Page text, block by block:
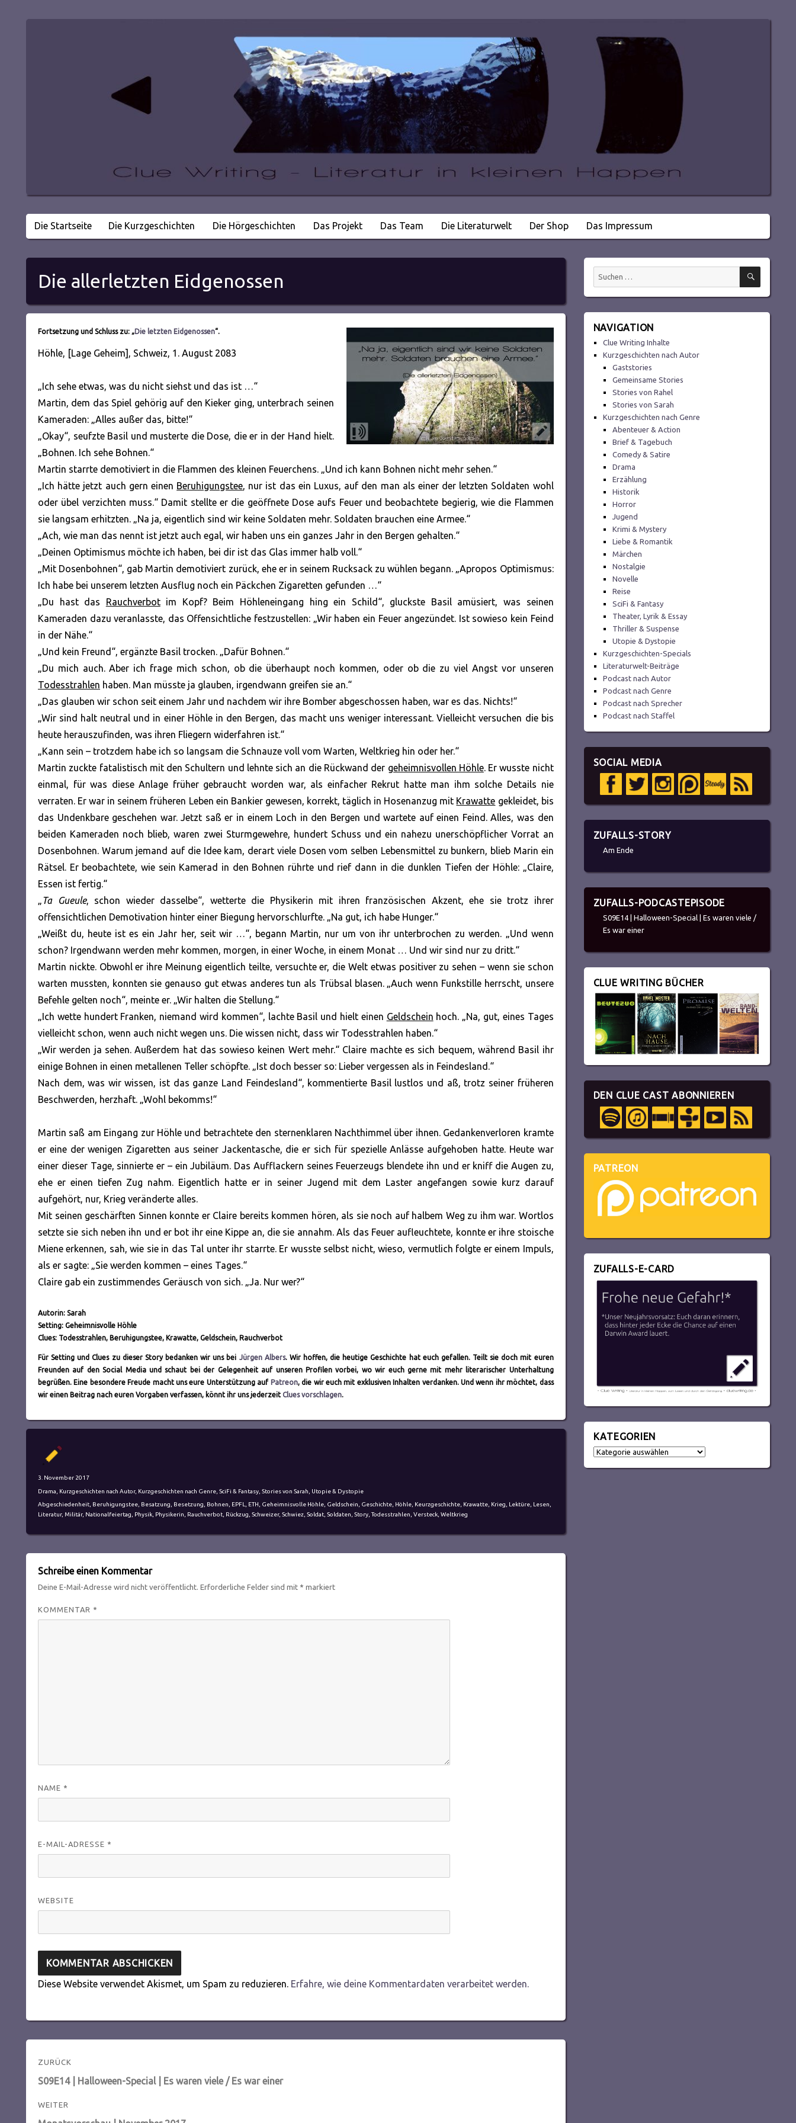
Clue Writing
Die Startseite Die Kurzgeschichten Die Hörgeschichten Das Projekt Das Team Die Literaturwelt Der Shop Das Impressum
Die allerletzten Eidgenossen
Fortsetzung und Schluss zu: „Die letzten Eidgenossen“.
Höhle, [Lage Geheim], Schweiz, 1. August 2083
„Ich sehe etwas, was du nicht siehst und das ist …“
Martin, dem das Spiel gehörig auf den Kieker ging, unterbrach seinen
Kameraden: „Alles außer das, bitte!“
„Okay“, seufzte Basil und musterte die Dose, die er in der Hand hielt.
„Bohnen. Ich sehe Bohnen.“
Martin starrte demotiviert in die Flammen des kleinen Feuerchens. „Und ich kann Bohnen nicht mehr sehen.“
„Ich hätte jetzt auch gern einen Beruhigungstee, nur ist das ein Luxus, auf den man als einer der letzten Soldaten wohl
oder übel verzichten muss.“ Damit stellte er die geöffnete Dose aufs Feuer und beobachtete begierig, wie die Flammen
sie langsam erhitzten. „Na ja, eigentlich sind wir keine Soldaten mehr. Soldaten brauchen eine Armee.“
„Ach, wie man das nennt ist jetzt auch egal, wir haben uns ein ganzes Jahr in den Bergen gehalten.“
„Deinen Optimismus möchte ich haben, bei dir ist das Glas immer halb voll.“
„Mit Dosenbohnen“, gab Martin demotiviert zurück, ehe er in seinem Rucksack zu wühlen begann. „Apropos Optimismus:
Ich habe bei unserem letzten Ausflug noch ein Päckchen Zigaretten gefunden …“
„Du hast das Rauchverbotim Kopf? Beim Höhleneingang hing ein Schild“, gluckste Basil amüsiert, was seinen
Kameraden dazu veranlasste, das Offensichtliche festzustellen: „Wir haben ein Feuer angezündet. Ist sowieso kein Feind
in der Nähe.“
„Und kein Freund“, ergänzte Basil trocken. „Dafür Bohnen.“
„Du mich auch. Aber ich frage mich schon, ob die überhaupt noch kommen, oder ob die zu viel Angst vor unseren
Todesstrahlen haben. Man müsste ja glauben, irgendwann greifen sie an.“
„Das glauben wir schon seit einem Jahr und nachdem wir ihre Bomber abgeschossen haben, war es das. Nichts!“
„Wir sind halt neutral und in einer Höhle in den Bergen, das macht uns weniger interessant. Vielleicht versuchen die bis
heute herauszufinden, was ihren Fliegern widerfahren ist.“
„Kann sein – trotzdem habe ich so langsam die Schnauze voll vom Warten, Weltkrieg hin oder her.“
Martin zuckte fatalistisch mit den Schultern und lehnte sich an die Rückwand der geheimnisvollen Höhle. Er wusste nicht
einmal, für was diese Anlage früher gebraucht worden war, als einfacher Rekrut hatte man ihm solche Details nie
verraten. Er war in seinem früheren Leben ein Bankier gewesen, korrekt, täglich in Hosenanzug mit Krawatte gekleidet, bis
das Undenkbare geschehen war. Jetzt saß er in einem Loch in den Bergen und wartete auf einen Feind. Alles, was den
beiden Kameraden noch blieb, waren zwei Sturmgewehre, hundert Schuss und ein nahezu unerschöpflicher Vorrat an
Dosenbohnen. Warum jemand auf die Idee kam, derart viele Dosen vom selben Lebensmittel zu bunkern, blieb Marin ein
Rätsel. Er beobachtete, wie sein Kamerad in den Bohnen rührte und rief dann in die dunklen Tiefen der Höhle: „Claire,
Essen ist fertig.“
„Ta Gueule, schon wieder dasselbe“, wetterte die Physikerin mit ihren französischen Akzent, ehe sie trotz ihrer
offensichtlichen Demotivation hinter einer Biegung hervorschlurfte. „Na gut, ich habe Hunger.“
„Weißt du, heute ist es ein Jahr her, seit wir …“, begann Martin, nur um von ihr unterbrochen zu werden. „Und wenn
schon? Irgendwann werden mehr kommen, morgen, in einer Woche, in einem Monat … Und wir sind nur zu dritt.“
Martin nickte. Obwohl er ihre Meinung eigentlich teilte, versuchte er, die Welt etwas positiver zu sehen – wenn sie schon
warten mussten, konnten sie genauso gut etwas anderes tun als Trübsal blasen. „Auch wenn Funkstille herrscht, unsere
Befehle gelten noch“, meinte er. „Wir halten die Stellung.“
„Ich wette hundert Franken, niemand wird kommen“, lachte Basil und hielt einen Geldschein hoch. „Na, gut, eines Tages
vielleicht schon, wenn auch nicht wegen uns. Die wissen nicht, dass wir Todesstrahlen haben.“
„Wir werden ja sehen. Außerdem hat das sowieso keinen Wert mehr.“ Claire machte es sich bequem, während Basil ihr
einige Bohnen in einen metallenen Teller schöpfte. „Ist doch besser so: Lieber vergessen als in Feindesland.“
Nach dem, was wir wissen, ist das ganze Land Feindesland“, kommentierte Basil lustlos und aß, trotz seiner früheren
Beschwerden, herzhaft. „Wohl bekomms!“
Martin saß am Eingang zur Höhle und betrachtete den sternenklaren Nachthimmel über ihnen. Gedankenverloren kramte
er eine der wenigen Zigaretten aus seiner Jackentasche, die er sich für spezielle Anlässe aufgehoben hatte. Heute war
einer dieser Tage, sinnierte er – ein Jubiläum. Das Aufflackern seines Feuerzeugs blendete ihn und er kniff die Augen zu,
ehe er einen tiefen Zug nahm. Eigentlich hatte er in seiner Jugend mit dem Laster angefangen sowie kurz darauf
aufgehört, nur, Krieg veränderte alles.
Mit seinen geschärften Sinnen konnte er Claire bereits kommen hören, als sie noch auf halbem Weg zu ihm war. Wortlos
setzte sie sich neben ihn und er bot ihr eine Kippe an, die sie annahm. Als das Feuer aufleuchtete, konnte er ihre stoische
Miene erkennen, sah, wie sie in das Tal unter ihr starrte. Er wusste selbst nicht, wieso, vermutlich folgte er einem Impuls,
als er sagte: „Sie werden kommen – eines Tages.“
Claire gab ein zustimmendes Geräusch von sich. „Ja. Nur wer?“
Autorin: Sarah
Setting: Geheimnisvolle Höhle
Clues: Todesstrahlen, Beruhigungstee, Krawatte, Geldschein, Rauchverbot
Für Setting und Clues zu dieser Story bedanken wir uns bei Jürgen Albers. Wir hoffen, die heutige Geschichte hat euch gefallen. Teilt sie doch mit euren
Freunden auf den Social Media und schaut bei der Gelegenheit auf unseren Profilen vorbei, wo wir euch gerne mit mehr literarischer Unterhaltung
begrüßen. Eine besondere Freude macht uns eure Unterstützung auf Patreon, die wir euch mit exklusiven Inhalten verdanken. Und wenn ihr möchtet, dass
wir einen Beitrag nach euren Vorgaben verfassen, könnt ihr uns jederzeit Clues vorschlagen.
Veröffentlicht
3. November 2017
Kategorien
Drama Kurzgeschichten nach Autor, Kurzgeschichten nach Genre SciFi & Fantasy Stories von Sarah
Utopie & Dystopie
Schlagwörter
Abgeschiedenheit Beruhigungstee Besatzung Besetzung Bohnen EPFL ETH Geheimnisvolle Höhle Geldschein Geschichte Höhle Keurzgeschichte Krawatte Krieg Lektüre Lesen
Literatur, Militär, Nationalfeiertag Physik Physikerin Rauchverbot Rückzug Schweizer, Schwiez Soldat Soldaten Story ,Todesstrahlen Versteck Weltkrieg
Schreibe einen Kommentar
Deine E-Mail-Adresse wird nicht veröffentlicht. Erforderliche Felder sind mit * markiert
KOMMENTAR *
NAME *
E-MAIL-ADRESSE *
WEBSITE
Diese Website verwendet Akismet, um Spam zu reduzieren. Erfahre, wie deine Kommentardaten verarbeitet werden.
Beitragsnavigation
ZURÜCK
Vorheriger
S09E14 | Halloween-Special | Es waren viele / Es war einer
WEITER
Suchen
SUCHEN
NAVIGATION
Clue Writing Inhalte
Kurzgeschichten nach Autor
Gaststories
Gemeinsame Stories
Stories von Rahel
Stories von Sarah
Kurzgeschichten nach Genre
Abenteuer & Action
Brief & Tagebuch
Comedy & Satire
Drama
Erzählung
Historik
Horror
Jugend
Krimi & Mystery
Liebe & Romantik
Märchen
Nostalgie
Novelle
Reise
SciFi & Fantasy
Theater, Lyrik & Essay
Thriller & Suspense
Utopie & Dystopie
Kurzgeschichten-Specials
Literaturwelt-Beiträge
Podcast nach Autor
Podcast nach Genre
Podcast nach Sprecher
Podcast nach Staffel
SOCIAL MEDIA
ZUFALLS-STORY
Am Ende
ZUFALLS-PODCASTEPISODE
S09E14 | Halloween-Special | Es waren viele /
Es war einer
CLUE WRITING BÜCHER
DEN CLUE CAST ABONNIEREN
PATREON
ZUFALLS-E-CARD
KATEGORIEN
Kategorien